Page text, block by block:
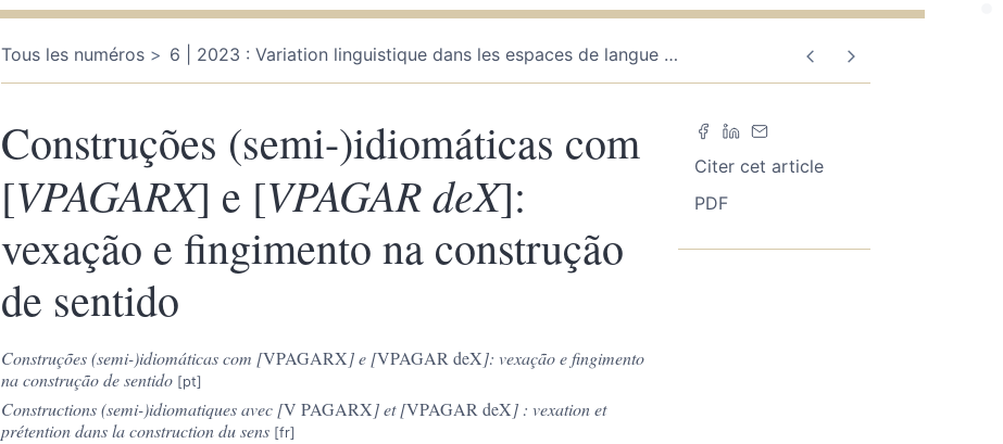
Tous les numéros 6 | 2023 : Variation linguistique dans les espaces de langue …
Citer cet article
PDF
Construções (semi-)idiomáticas com
[VPAGARX] e [VPAGAR deX]:
vexação e fingimento na construção
de sentido
Construções (semi-)idiomáticas com [VPAGARX] e [VPAGAR deX]: vexação e fingimento
na construção de sentido
Constructions (semi-)idiomatiques avec [V PAGARX] et [VPAGAR deX] : vexation et
prétention dans la construction du sens